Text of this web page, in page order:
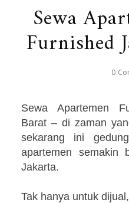
Sewa
Furnished
0
Sewa Apartemen
Barat – di zaman
sekarang ini
apartemen semakin
Jakarta.
Tak hanya untuk